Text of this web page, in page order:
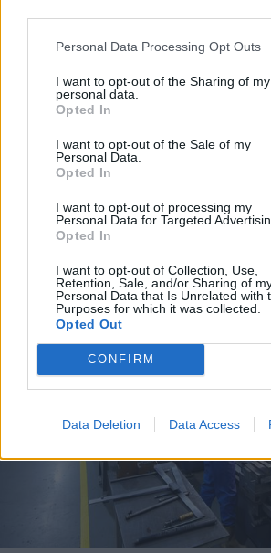
Personal Data Processing Opt Outs
I want to opt-out of the Sharing of my
personal data.
Opted In
I want to opt-out of the Sale of my
Personal Data.
Opted In
I want to opt-out of processing my
Personal Data for Targeted
Opted In
I want to opt-out of Collection, Use,
Retention, Sale, and/or Sharing of
Personal Data that Is Unrelated with
Purposes for which it was collected.
Opted Out
CONFIRM
Data Deletion Data Access
Tra stelle, trekking ed
enogastronomia e notte
Lorenzo. Dove vedere
cadenti in Lombardia